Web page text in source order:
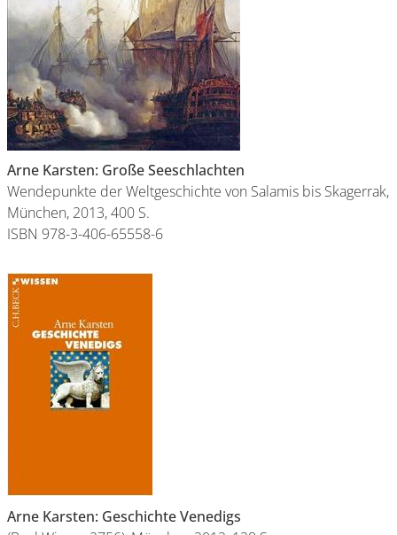
Arne Karsten: Große Seeschlachten
Wendepunkte der Weltgeschichte von Salamis bis Skagerrak,
München, 2013, 400 S.
ISBN 978-3-406-65558-6
Arne Karsten: Geschichte Venedigs